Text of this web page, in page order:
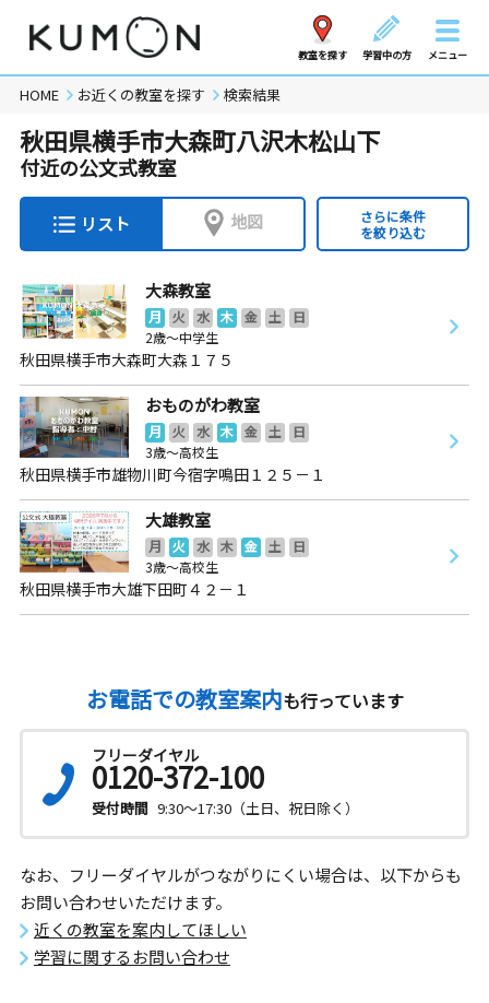
教室を探す 学習中の方 メニュー
HOME お近くの教室を探す 検索結果
秋田県横手市大森町八沢木松山下
付近の公文式教室
リスト 地図
さらに条件
を絞り込む
大森教室
月 火 水 木 金 土
日
2歳～中学生
秋田県横手市大森町大森１７５
おものがわ教室
月 火 水 木 金 土
日
3歳～高校生
秋田県横手市雄物川町今宿字鳴田１２５－１
大雄教室
月 火 水 木 金 土
日
3歳～高校生
秋田県横手市大雄下田町４２－１
お電話での教室案内も行っています
フリーダイヤル
0120-372-100
受付時間 9:30～17:30（土日、祝日除く）
なお、フリーダイヤルがつながりにくい場合は、以下からも
お問い合わせいただけます。
近くの教室を案内してほしい
学習に関するお問い合わせ